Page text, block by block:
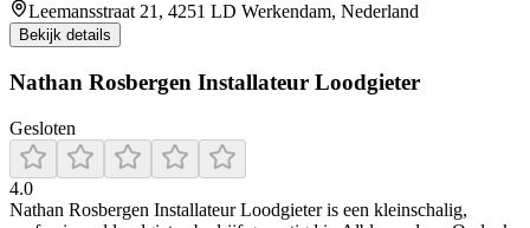
Leemansstraat 21, 4251 LD Werkendam, Nederland
Bekijk details
Nathan Rosbergen Installateur Loodgieter
Gesloten
4.0
Nathan Rosbergen Installateur Loodgieter is een kleinschalig,